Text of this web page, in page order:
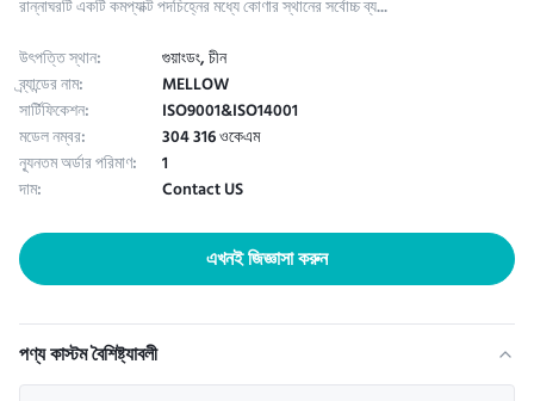
রান্নাঘরটি একটি কমপ্যাক্ট পদচিহ্নের মধ্যে কোণার স্থানের সর্বোচ্চ ব্য...
উৎপত্তি স্থান:
গুয়াংডং, চীন
ব্র্যান্ডের নাম: MELLOW
সার্টিফিকেশন: ISO9001&ISO14001
মডেল নম্বর: 304 316 ওকেএম
ন্যূনতম অর্ডার পরিমাণ: 1
দাম: Contact US
এখনই জিজ্ঞাসা করুন
পণ্য কাস্টম বৈশিষ্ট্যাবলী